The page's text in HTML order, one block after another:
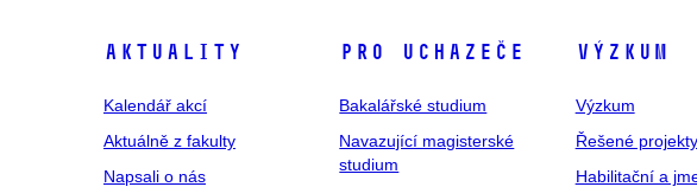
Aktuality
Kalendář akcí
Aktuálně z fakulty
Napsali o nás
Pro uchazeče
Bakalářské studium
Navazující magisterské
studium
Výzkum
Výzkum
Řešené projekty
Habilitační a